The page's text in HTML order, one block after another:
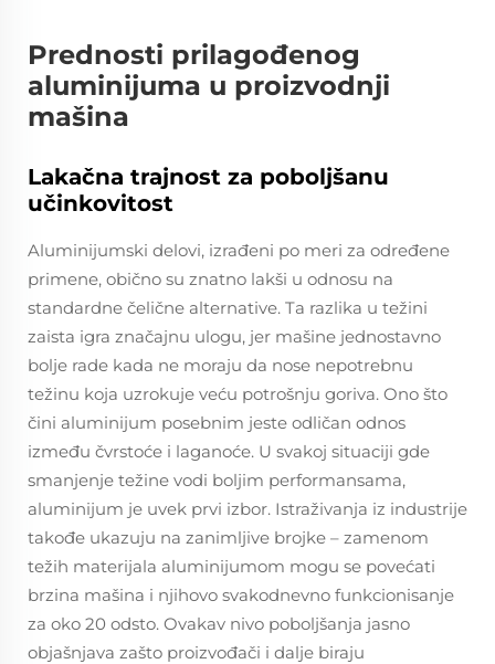
Prednosti prilagođenog
aluminijuma u proizvodnji
mašina
Lakačna trajnost za poboljšanu
učinkovitost
Aluminijumski delovi, izrađeni po meri za određene
primene, obično su znatno lakši u odnosu na
standardne čelične alternative. Ta razlika u težini
zaista igra značajnu ulogu, jer mašine jednostavno
bolje rade kada ne moraju da nose nepotrebnu
težinu koja uzrokuje veću potrošnju goriva. Ono što
čini aluminijum posebnim jeste odličan odnos
između čvrstoće i laganoće. U svakoj situaciji gde
smanjenje težine vodi boljim performansama,
aluminijum je uvek prvi izbor. Istraživanja iz industrije
takođe ukazuju na zanimljive brojke – zamenom
težih materijala aluminijumom mogu se povećati
brzina mašina i njihovo svakodnevno funkcionisanje
za oko 20 odsto. Ovakav nivo poboljšanja jasno
objašnjava zašto proizvođači i dalje biraju